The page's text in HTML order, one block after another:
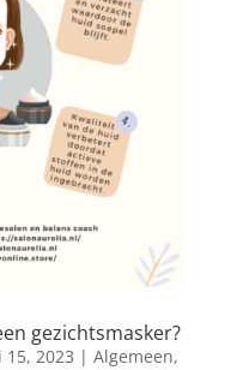
gezichtsmasker?
15, 2023 | Algemeen,